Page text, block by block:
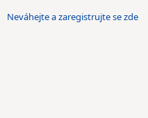
Neváhejte a zaregistrujte se zde